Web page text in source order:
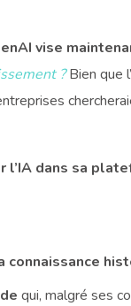
vise
? Bien que
l’IA dans sa
connaissance
qui, malgré ses